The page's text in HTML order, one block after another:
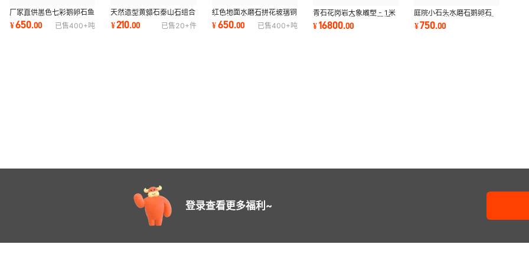
厂家直供黑色七彩鹅卵石鱼
缸水族布景石彩色水磨石工
艺石子园林
¥650.00 已售400+吨
天然造型黄蜡石泰山石组合
假山户外庭院水池造景石公
园自然面景观
¥210.00 已售20+件
红色地面水磨石拼花玻璃铜
条嵌缝雨花石混铺园林景观
水磨石
¥650.00 已售400+吨
青石花岗岩大象雕塑 - 1米
高招财镇宅摆件（别墅门口
石狮同款）
¥16800.00
庭院小石头水磨石鹅卵石
5-30mm抛光造景石 盆栽
铺路一体白色石子
¥750.00
登录查看更多福利~